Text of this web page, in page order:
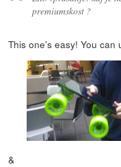
premiumskost?
This one's easy! You can
&